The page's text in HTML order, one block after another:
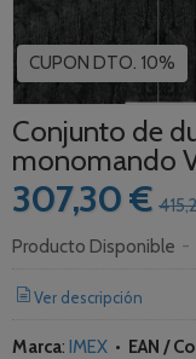
CUPON DTO. 10%
Conjunto de
monomando
307,30 €
Producto Disponible -
Ver descripción
Marca: IMEX • EAN /